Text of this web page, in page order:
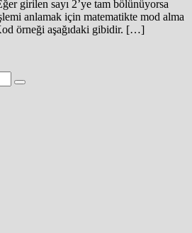
girilen sayı 2’ye tam bölünüyorsa
anlamak için matematikte mod alma
örneği aşağıdaki gibidir. […]